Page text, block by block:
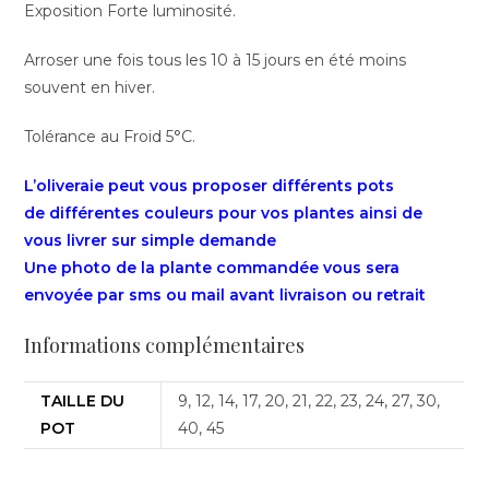
Exposition Forte luminosité.
Arroser une fois tous les 10 à 15 jours en été moins
souvent en hiver.
Tolérance au Froid 5°C.
L’oliveraie peut vous proposer différents pots
de différentes couleurs pour vos plantes ainsi de
vous livrer sur simple demande
Une photo de la plante commandée vous sera
envoyée par sms ou mail avant livraison ou retrait
Informations complémentaires
TAILLE DU
POT
9, 12, 14, 17, 20, 21, 22, 23, 24, 27, 30,
40, 45